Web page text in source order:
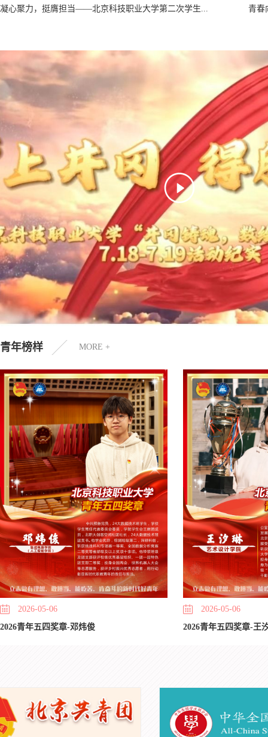
凝心聚力，挺膺担当——北京科技职业大学第二次学生...
青春
青年榜样 MORE +
2026-05-06
2026青年五四奖章-邓炜俊
2026-05-06
2026青年五四奖章-王